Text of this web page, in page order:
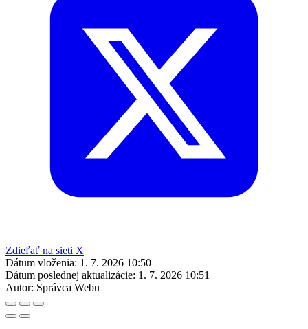
Zdieľať na sieti X
Dátum vloženia: 1. 7. 2026 10:50
Dátum poslednej aktualizácie: 1. 7. 2026 10:51
Autor: Správca Webu